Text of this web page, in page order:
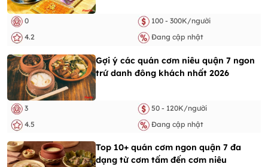
0
100 - 300K/người
4.2
Đang cập nhật
Gợi ý các quán cơm niêu quận 7 ngon
trứ danh đông khách nhất 2026
3
50 - 120K/người
4.5
Đang cập nhật
Top 10+ quán cơm ngon quận 7 đa
dạng từ cơm tấm đến cơm niêu